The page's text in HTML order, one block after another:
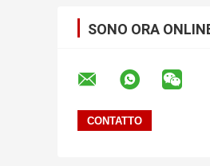
SONO ORA